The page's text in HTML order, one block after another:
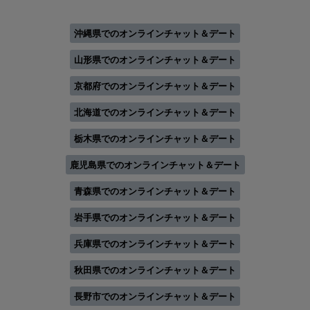
沖縄県でのオンラインチャット＆デート
山形県でのオンラインチャット＆デート
京都府でのオンラインチャット＆デート
北海道でのオンラインチャット＆デート
栃木県でのオンラインチャット＆デート
鹿児島県でのオンラインチャット＆デート
青森県でのオンラインチャット＆デート
岩手県でのオンラインチャット＆デート
兵庫県でのオンラインチャット＆デート
秋田県でのオンラインチャット＆デート
長野市でのオンラインチャット＆デート